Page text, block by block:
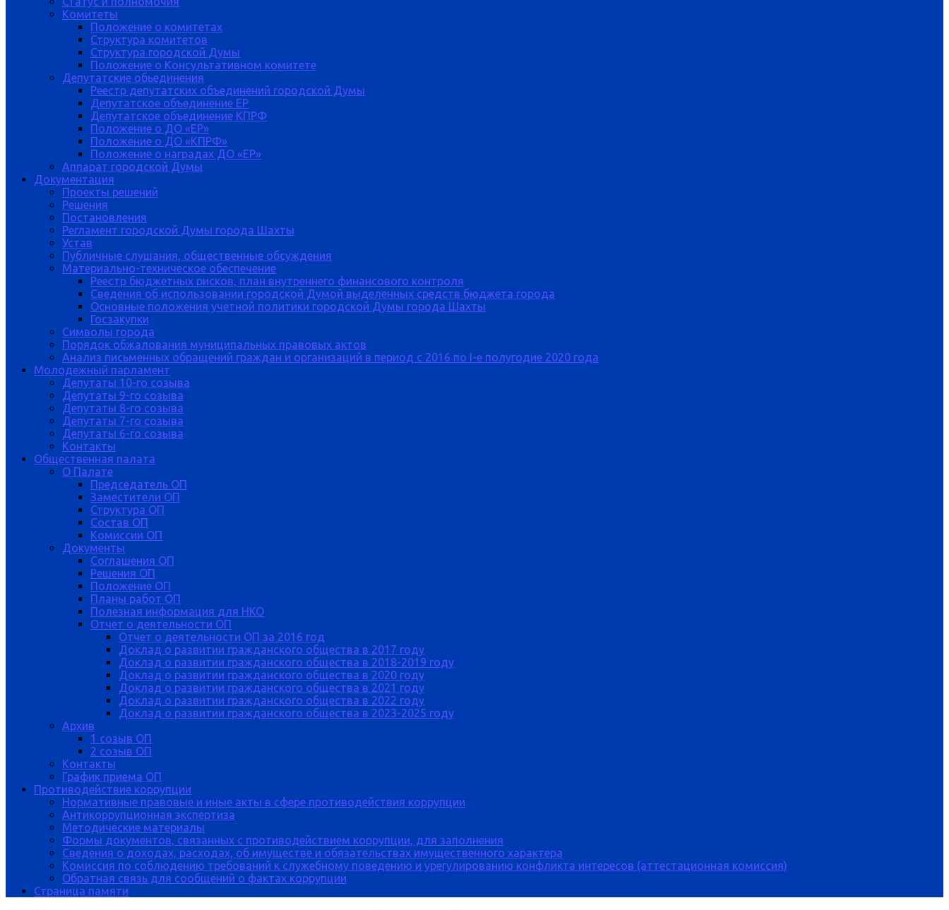
Комитеты
Положение о комитетах
Структура комитетов
Структура городской Думы
Положение о Консультативном комитете
Депутатские обьединения
Реестр депутатских объединений городской Думы
Депутатское объединение ЕР
Депутатское объединение КПРФ
Положение о ДО «ЕР»
Положение о ДО «КПРФ»
Положение о наградах ДО «ЕР»
Аппарат городской Думы
Документация
Проекты решений
Решения
Постановления
Регламент городской Думы города Шахты
Устав
Публичные слушания, общественные обсуждения
Материально-техническое обеспечение
Реестр бюджетных рисков, план внутреннего финансового контроля
Сведения об использовании городской Думой выделенных средств бюджета города
Основные положения учетной политики городской Думы города Шахты
Госзакупки
Символы города
Порядок обжалования муниципальных правовых актов
Анализ письменных обращений граждан и организаций в период с 2016 по I-е полугодие 2020 года
Молодежный парламент
Депутаты 10-го созыва
Депутаты 9-го созыва
Депутаты 8-го созыва
Депутаты 7-го созыва
Депутаты 6-го созыва
Контакты
Общественная палата
О Палате
Председатель ОП
Заместители ОП
Структура ОП
Состав ОП
Комиссии ОП
Документы
Соглашения ОП
Решения ОП
Положение ОП
Планы работ ОП
Полезная информация для НКО
Отчет о деятельности ОП
Отчет о деятельности ОП за 2016 год
Доклад о развитии гражданского общества в 2017 году
Доклад о развитии гражданского общества в 2018-2019 году
Доклад о развитии гражданского общества в 2020 году
Доклад о развитии гражданского общества в 2021 году
Доклад о развитии гражданского общества в 2022 году
Доклад о развитии гражданского общества в 2023-2025 году
Архив
1 созыв ОП
2 созыв ОП
Контакты
График приема ОП
Противодействие коррупции
Нормативные правовые и иные акты в сфере противодействия коррупции
Антикоррупционная экспертиза
Методические материалы
Формы документов, связанных с противодействием коррупции, для заполнения
Сведения о доходах, расходах, об имуществе и обязательствах имущественного характера
Комиссия по соблюдению требований к служебному поведению и урегулированию конфликта интересов (аттестационная комиссия)
Обратная связь для сообщений о фактах коррупции
Страница памяти